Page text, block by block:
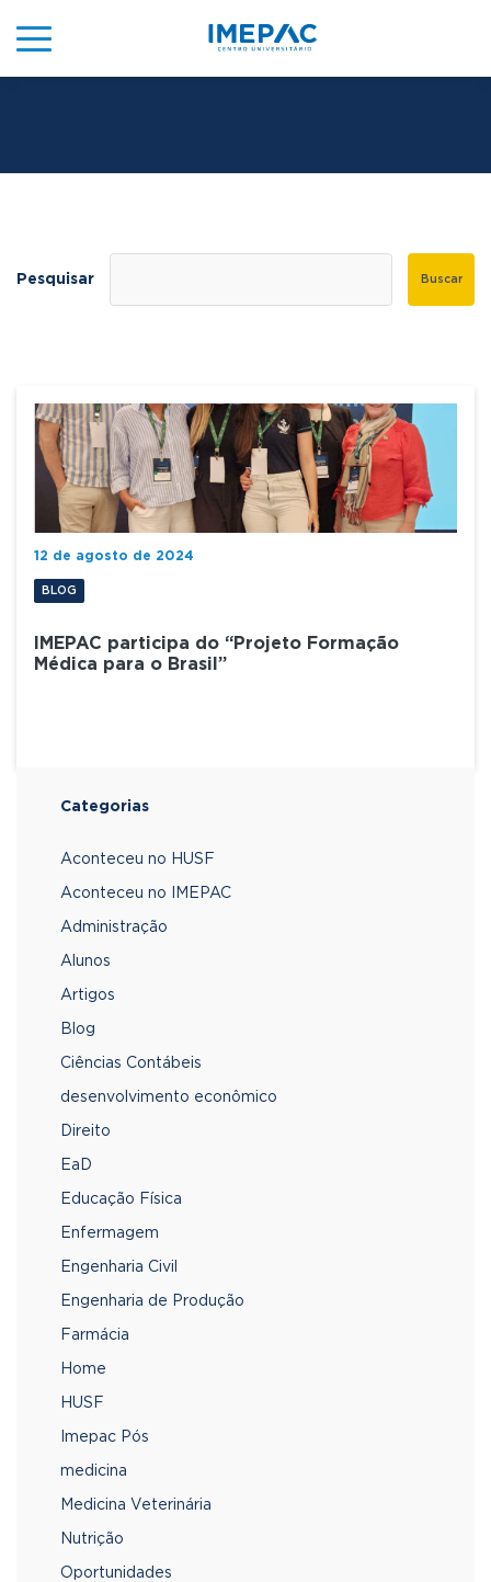
Pesquisar Buscar
12 de agosto de 2024
BLOG
IMEPAC participa do “Projeto Formação
Médica para o Brasil”
Categorias
Aconteceu no HUSF
Aconteceu no IMEPAC
Administração
Alunos
Artigos
Blog
Ciências Contábeis
desenvolvimento econômico
Direito
EaD
Educação Física
Enfermagem
Engenharia Civil
Engenharia de Produção
Farmácia
Home
HUSF
Imepac Pós
medicina
Medicina Veterinária
Nutrição
Oportunidades